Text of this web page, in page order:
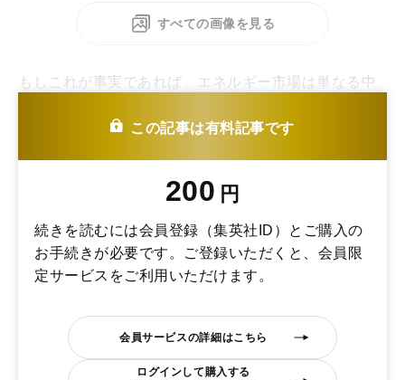
すべての画像を見る
もしこれが事実であれば、エネルギー市場は単なる中
供給構造の再編という、より大きな地政学の枠組みに
この記事は有料記事です
200 円
続きを読むには会員登録（集英社ID）とご購入の
お手続きが必要です。ご登録いただくと、会員限
定サービスをご利用いただけます。
会員サービスの詳細はこちら
ログインして購入する